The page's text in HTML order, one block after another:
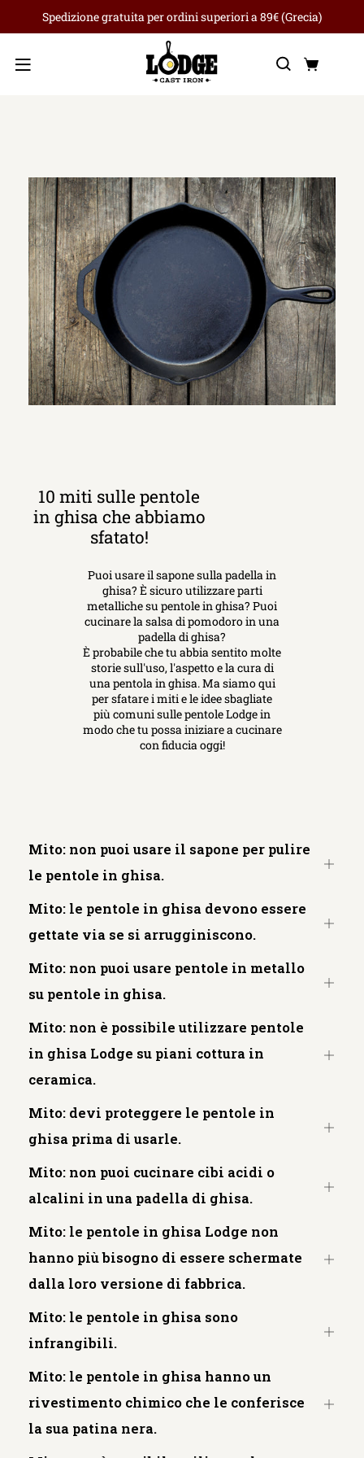
Spedizione gratuita per ordini superiori a 89€ (Grecia)
Menu
Ricerca
10 miti sulle pentole
in ghisa che abbiamo
sfatato!
Puoi usare il sapone sulla padella in
ghisa? È sicuro utilizzare parti
metalliche su pentole in ghisa? Puoi
cucinare la salsa di pomodoro in una
padella di ghisa?
È probabile che tu abbia sentito molte
storie sull'uso, l'aspetto e la cura di
una pentola in ghisa. Ma siamo qui
per sfatare i miti e le idee sbagliate
più comuni sulle pentole Lodge in
modo che tu possa iniziare a cucinare
con fiducia oggi!
Mito: non puoi usare il sapone per pulire
le pentole in ghisa.
Apri
Mito: le pentole in ghisa devono essere
gettate via se si arrugginiscono.
Apri
Mito: non puoi usare pentole in metallo
su pentole in ghisa.
Apri
Mito: non è possibile utilizzare pentole
in ghisa Lodge su piani cottura in
ceramica.
Apri
Mito: devi proteggere le pentole in
ghisa prima di usarle.
Apri
Mito: non puoi cucinare cibi acidi o
alcalini in una padella di ghisa.
Apri
Mito: le pentole in ghisa Lodge non
hanno più bisogno di essere schermate
dalla loro versione di fabbrica.
Apri
Mito: le pentole in ghisa sono
infrangibili.
Apri
Mito: le pentole in ghisa hanno un
rivestimento chimico che le conferisce
la sua patina nera.
Apri